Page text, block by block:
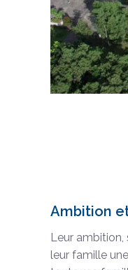
Ambition
Leur ambition,
leur famille